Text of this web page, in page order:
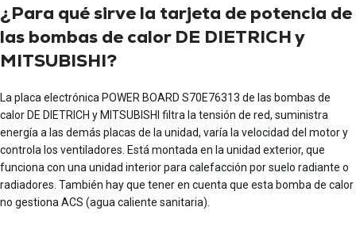
¿Para qué sirve la tarjeta de potencia de
las bombas de calor DE DIETRICH y
MITSUBISHI?
La placa electrónica POWER BOARD S70E76313 de las bombas de
calor DE DIETRICH y MITSUBISHI filtra la tensión de red, suministra
energía a las demás placas de la unidad, varía la velocidad del motor y
controla los ventiladores. Está montada en la unidad exterior, que
funciona con una unidad interior para calefacción por suelo radiante o
radiadores. También hay que tener en cuenta que esta bomba de calor
no gestiona ACS (agua caliente sanitaria).